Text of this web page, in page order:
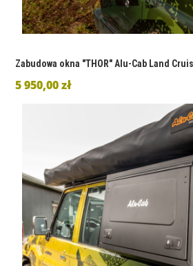
Zabudowa okna "THOR" Alu-Cab Land
5 950,00 zł